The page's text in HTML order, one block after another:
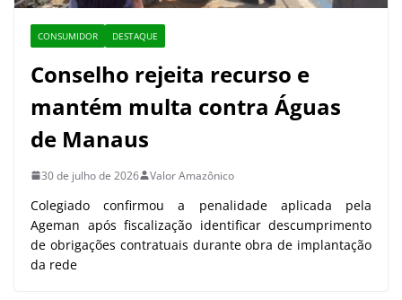
CONSUMIDOR DESTAQUE
Conselho rejeita recurso e
mantém multa contra Águas
de Manaus
30 de julho de 2026 Valor Amazônico
Colegiado confirmou a penalidade aplicada pela
Ageman após fiscalização identificar descumprimento
de obrigações contratuais durante obra de implantação
da rede